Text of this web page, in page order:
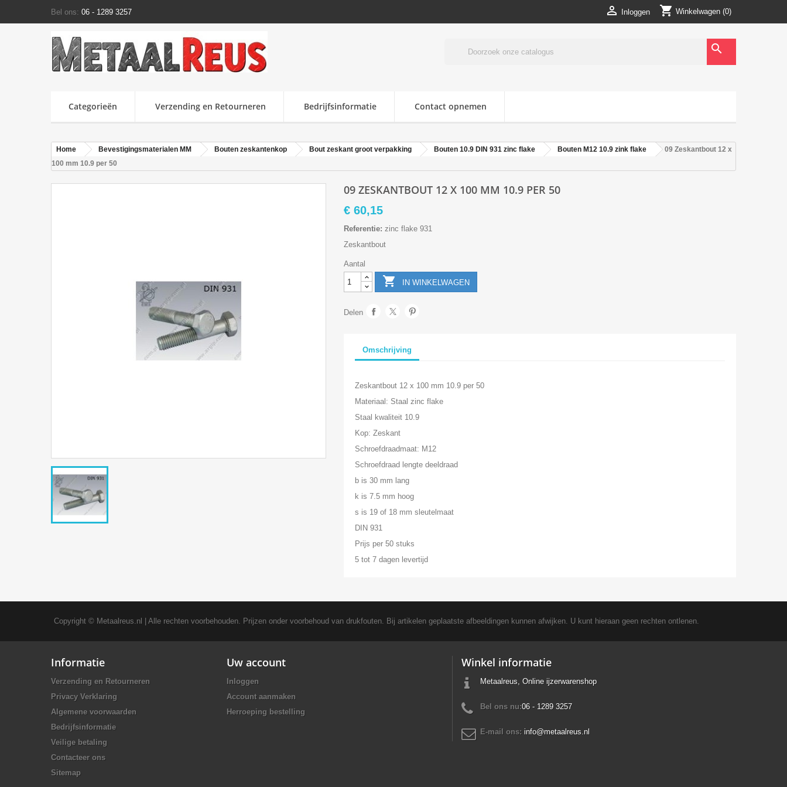
Bel ons: 06 - 1289 3257  Inloggen shopping_cart Winkelwagen (0)
search
Categorieën Verzending en Retourneren Bedrijfsinformatie Contact opnemen
Home Bevestigingsmaterialen MM Bouten zeskantenkop Bout zeskant groot verpakking Bouten 10.9 DIN 931 zinc flake Bouten M12 10.9 zink flake
09 Zeskantbout 12 x
100 mm 10.9 per 50
09 ZESKANTBOUT 12 X 100 MM 10.9 PER 50
€ 60,15
Referentie: zinc flake 931
Zeskantbout
Aantal
 IN WINKELWAGEN
Delen
Omschrijving
Zeskantbout 12 x 100 mm 10.9 per 50
Materiaal: Staal zinc flake
Staal kwaliteit 10.9
Kop: Zeskant
Schroefdraadmaat: M12
Schroefdraad lengte deeldraad
b is 30 mm lang
k is 7.5 mm hoog
s is 19 of 18 mm sleutelmaat
DIN 931
Prijs per 50 stuks
5 tot 7 dagen levertijd
Copyright © Metaalreus.nl | Alle rechten voorbehouden. Prijzen onder voorbehoud van drukfouten. Bij artikelen geplaatste afbeeldingen kunnen afwijken. U kunt hieraan geen rechten ontlenen.
Informatie
Verzending en Retourneren
Privacy Verklaring
Algemene voorwaarden
Bedrijfsinformatie
Veilige betaling
Contacteer ons
Sitemap
Uw account
Inloggen
Account aanmaken
Herroeping bestelling
Winkel informatie
Metaalreus, Online ijzerwarenshop
Bel ons nu:06 - 1289 3257
E-mail ons: info@metaalreus.nl